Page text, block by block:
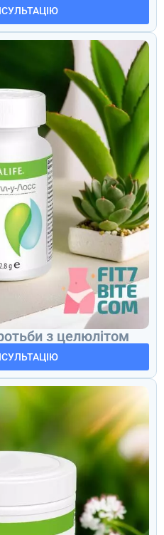
з целюлітом